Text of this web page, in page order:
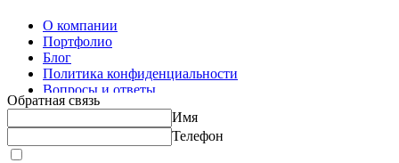
О компании
Портфолио
Блог
Политика конфиденциальности
Вопросы и ответы
Контакты
Обратная связь
Имя
Телефон